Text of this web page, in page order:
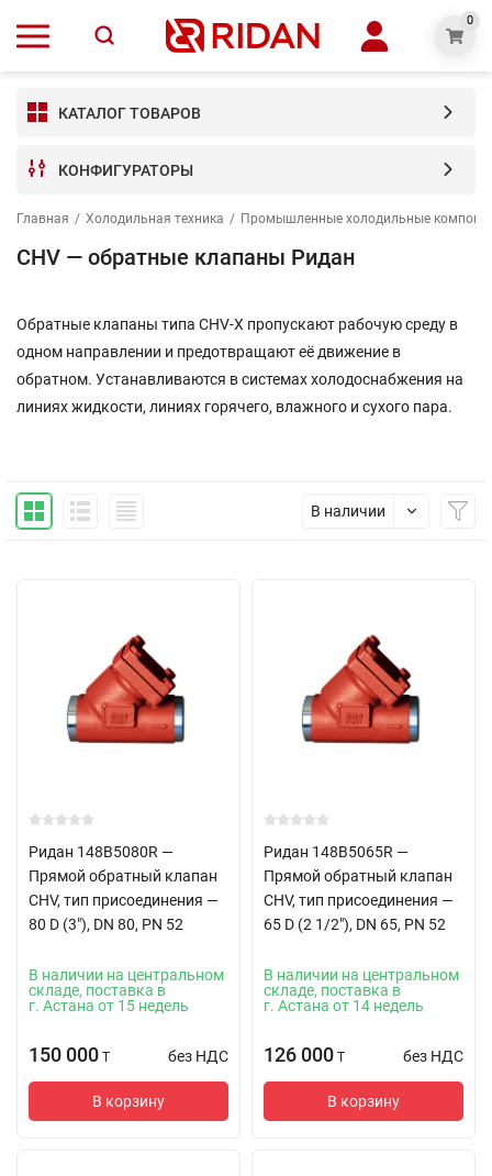
0
КАТАЛОГ ТОВАРОВ
КОНФИГУРАТОРЫ
Главная / Холодильная техника / Промышленные холодильные
CHV — обратные клапаны Ридан
Обратные клапаны типа CHV-X пропускают рабочую среду в
одном направлении и предотвращают её движение в
обратном. Устанавливаются в системах холодоснабжения на
линиях жидкости, линиях горячего, влажного и сухого пара.
В наличии
Ридан 148B5080R —
Прямой обратный клапан
CHV, тип присоединения —
80 D (3"), DN 80, PN 52
В наличии на центральном
складе, поставка в
г. Астана от 15 недель
150 000 T без НДС
В корзину
Ридан 148B5065R —
Прямой обратный клапан
CHV, тип присоединения —
65 D (2 1/2"), DN 65, PN 52
В наличии на центральном
складе, поставка в
г. Астана от 14 недель
126 000 T без НДС
В корзину